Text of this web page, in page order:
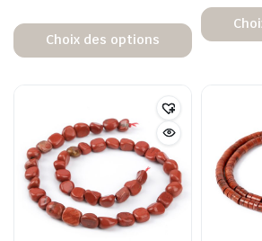
Choix des options